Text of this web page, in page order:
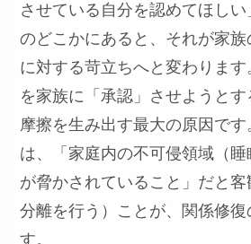
させている自分を認めてほし
のどこかにあると、それが家
に対する苛立ちへと変わりま
を家族に「承認」させようと
摩擦を生み出す最大の原因で
は、「家庭内の不可侵領域（睡
が脅かされていること」だと
分離を行う）ことが、関係修復
す。